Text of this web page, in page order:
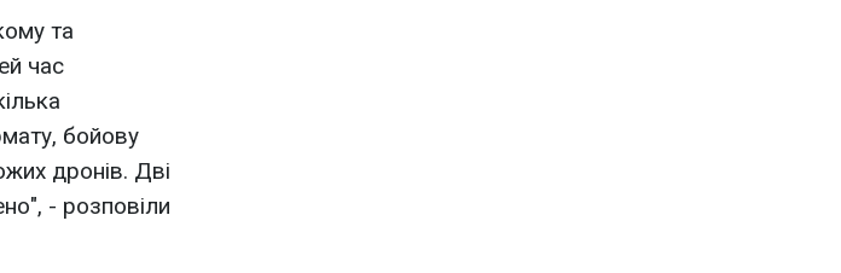
та
час
бойову
дронів. Дві
- розповіли